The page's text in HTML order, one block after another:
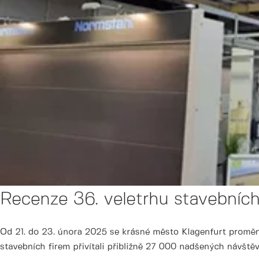
Recenze 36. veletrhu
Od 21. do 23. února 2025 se krásné město Klagenfurt
stavebních firem přivítali přibližně 27 000 nadšených